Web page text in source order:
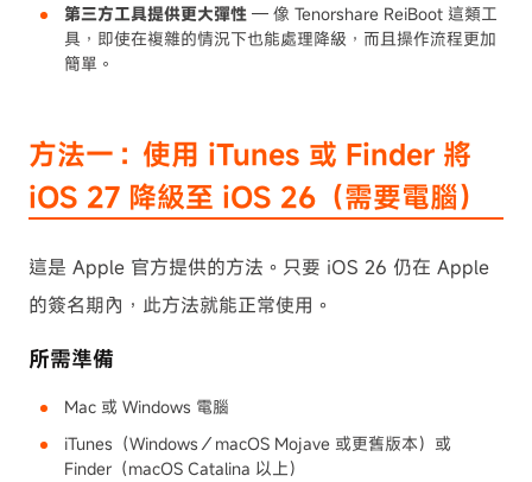
第三方工具提供更大彈性 — 像 Tenorshare ReiBoot 這類工
具，即使在複雜的情況下也能處理降級，而且操作流程更加
簡單。
方法一：使用 iTunes 或 Finder 將
iOS 27 降級至 iOS 26（需要電腦）
這是 Apple 官方提供的方法。只要 iOS 26 仍在 Apple
的簽名期內，此方法就能正常使用。
所需準備
Mac 或 Windows 電腦
iTunes（Windows／macOS Mojave 或更舊版本）或
Finder（macOS Catalina 以上）